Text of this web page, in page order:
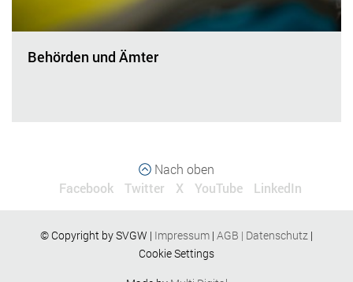
Behörden und Ämter
Nach oben
Facebook
Twitter X YouTube LinkedIn
© Copyright by SVGW | Impressum | AGB | Datenschutz |
Cookie Settings